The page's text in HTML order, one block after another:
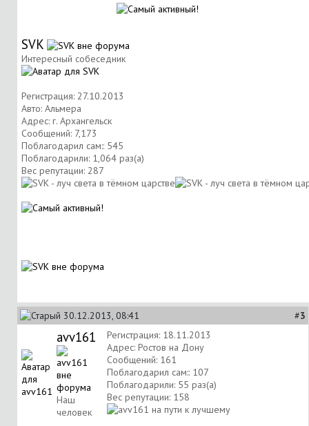
SVK
Интересный собеседник
Регистрация: 27.10.2013
Авто: Альмера
Адрес: г. Архангельск
Сообщений: 7,173
Поблагодарил сам:: 545
Поблагодарили: 1,064 раз(а)
Вес репутации: 287
30.12.2013, 08:41 #3
avv161
Наш
человек
Регистрация: 18.11.2013
Адрес: Ростов на Дону
Сообщений: 161
Поблагодарил сам:: 107
Поблагодарили: 55 раз(а)
Вес репутации: 158